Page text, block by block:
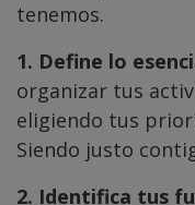
tenemos.
1. Define lo
organizar tus
eligiendo tus
Siendo justo
2. Identifica tus